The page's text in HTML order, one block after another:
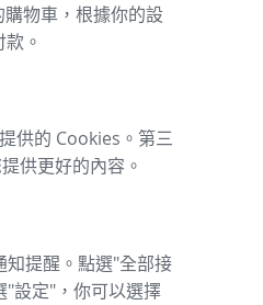
物車，根據你的設
。
供的 Cookies。第三
供更好的內容。
提醒。點選"全部接
"設定"，你可以選擇